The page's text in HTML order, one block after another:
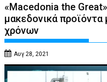
«Macedonia the
μακεδονικά
χρόνων
Αυγ 28, 2021